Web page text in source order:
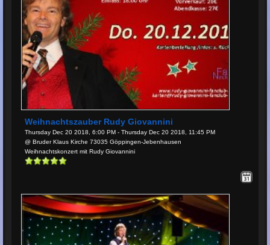
Weihnachtszauber Rudy Giovannini
Thursday Dec 20 2018, 6:00 PM - Thursday Dec 20 2018, 11:45 PM
@ Bruder Klaus Kirche 73035 Göppingen-Jebenhausen
Weihnachtskonzert mit Rudy Giovannini